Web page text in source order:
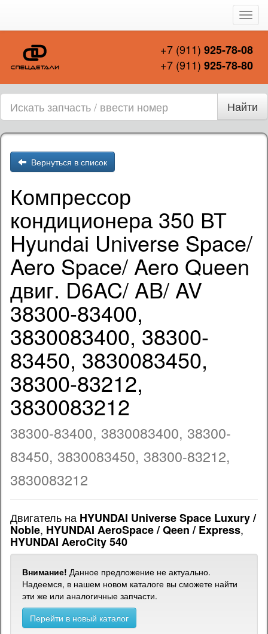
+7 (911) 925-78-08
+7 (911) 925-78-80
Найти
Вернуться в список
Компрессор
кондиционера 350 ВТ
Hyundai Universe Space/
Aero Space/ Aero Queen
двиг. D6AC/ AB/ AV
38300-83400,
3830083400, 38300-
83450, 3830083450,
38300-83212,
3830083212
38300-83400, 3830083400, 38300-
83450, 3830083450, 38300-83212,
3830083212
Двигатель на HYUNDAI Universe Space Luxury /
Noble, HYUNDAI AeroSpace / Qeen / Express,
HYUNDAI AeroCity 540
Внимание! Данное предложение не актуально.
Надеемся, в нашем новом каталоге вы сможете найти
эти же или аналогичные запчасти.
Перейти в новый каталог